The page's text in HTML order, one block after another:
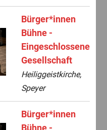
Bürger*innen
Bühne -
Eingeschlossene
Gesellschaft
Heiliggeistkirche,
Speyer
Bürger*innen
Bühne -